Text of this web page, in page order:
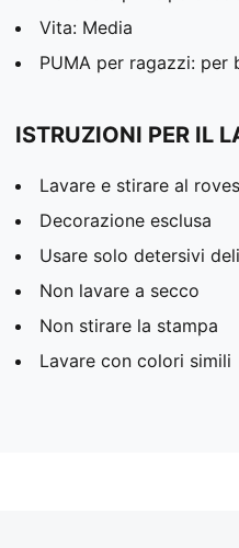
Vita: Media
PUMA per ragazzi:
ISTRUZIONI PER IL
Lavare e stirare al
Decorazione esclusa
Usare solo detersivi
Non lavare a secco
Non stirare la stampa
Lavare con colori simili